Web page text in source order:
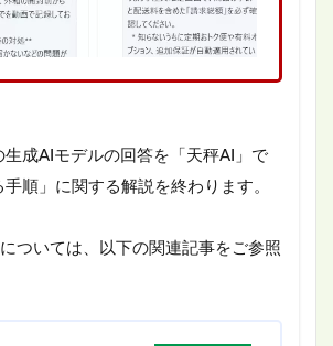
生成AIモデルの回答を「天秤AI」で
手順」に関する解説を終わります。
ついては、以下の関連記事をご参照